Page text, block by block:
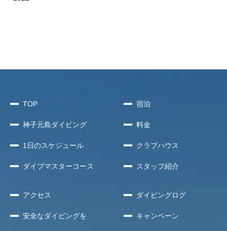
TOP
神子元島ダイビング
1日のスケジュール
ダイブマスターコース
宿泊
料金
クラブハウス
スタッフ紹介
アクセス
安全なダイビングを
ダイビングログ
キャンペーン